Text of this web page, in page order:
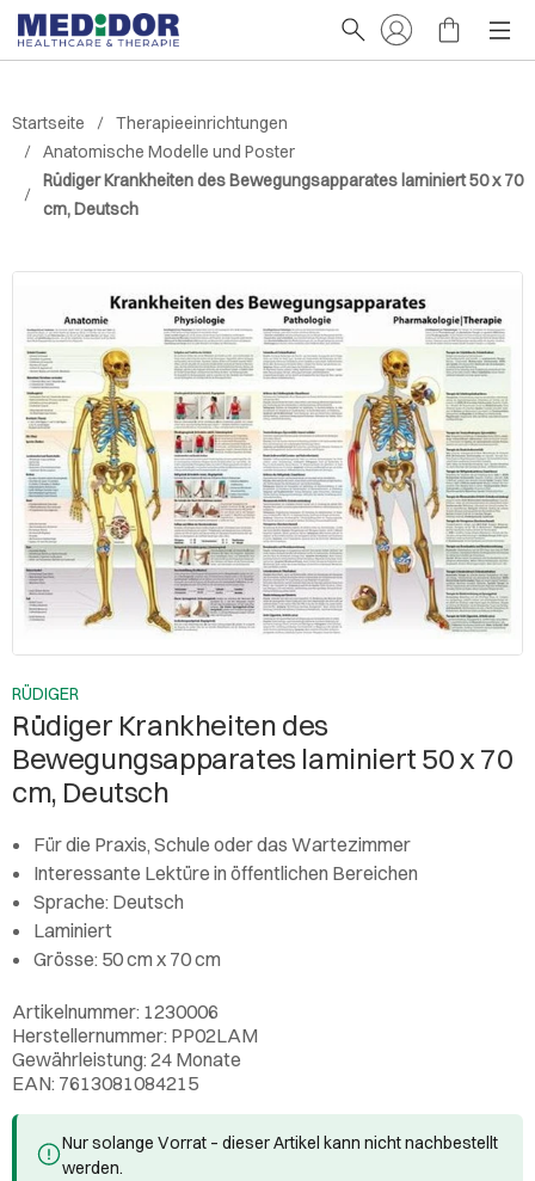
Startseite
Therapieeinrichtungen
Anatomische Modelle und Poster
Rüdiger Krankheiten des Bewegungsapparates laminiert 50 x 70
cm, Deutsch
RÜDIGER
Rüdiger Krankheiten des
Bewegungsapparates laminiert 50 x 70
cm, Deutsch
Für die Praxis, Schule oder das Wartezimmer
Interessante Lektüre in öffentlichen Bereichen
Sprache: Deutsch
Laminiert
Grösse: 50 cm x 70 cm
Artikelnummer: 1230006
Herstellernummer: PP02LAM
Gewährleistung: 24 Monate
EAN: 7613081084215
Nur solange Vorrat – dieser Artikel kann nicht nachbestellt
werden.